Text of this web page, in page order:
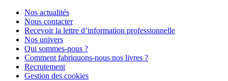
Nos actualités
Nous contacter
Recevoir la lettre d’information professionnelle
Nos univers
Qui sommes-nous ?
Comment fabriquons-nous nos livres ?
Recrutement
Gestion des cookies